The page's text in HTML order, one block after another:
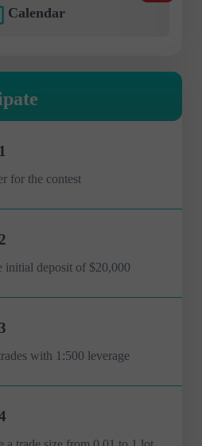
Calendar
for the contest
initial deposit of $20,000
with 1:500 leverage